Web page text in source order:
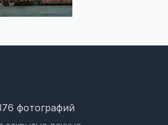
фотографий